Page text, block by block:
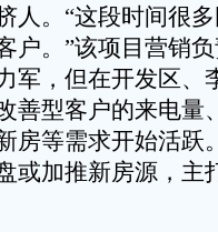
人。“这段时间很
户。”该项目营销
军，但在开发区、
善型客户的来电量
房等需求开始活跃
或加推新房源，